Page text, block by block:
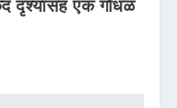
दृश्यासह एक गोंधळ